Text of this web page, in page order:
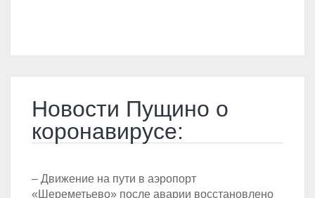
Новости Пущино о
коронавирусе:
– Движение на пути в аэропорт
«Шереметьево» после аварии восстановлено